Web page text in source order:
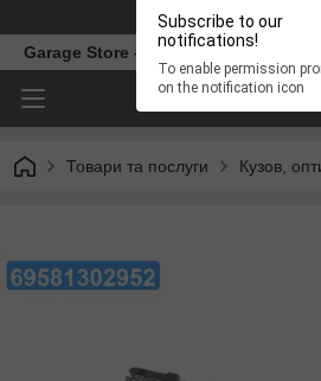
Subscribe to our
notifications!
To enable permission
on the notification icon
Телефон
Garage Store – інтернет магазин
Товари та послуги Кузов,